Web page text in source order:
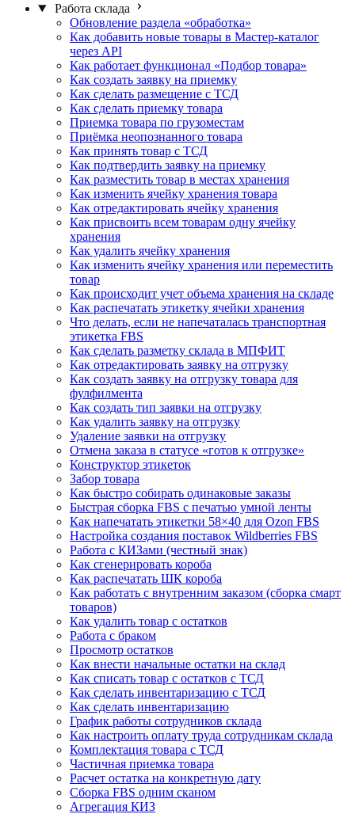
Работа склада
Обновление раздела «обработка»
Как добавить новые товары в Мастер-каталог
через API
Как работает функционал «Подбор товара»
Как создать заявку на приемку
Как сделать размещение с ТСД
Как сделать приемку товара
Приемка товара по грузоместам
Приёмка неопознанного товара
Как принять товар с ТСД
Как подтвердить заявку на приемку
Как разместить товар в местах хранения
Как изменить ячейку хранения товара
Как отредактировать ячейку хранения
Как присвоить всем товарам одну ячейку
хранения
Как удалить ячейку хранения
Как изменить ячейку хранения или переместить
товар
Как происходит учет объема хранения на складе
Как распечатать этикетку ячейки хранения
Что делать, если не напечаталась транспортная
этикетка FBS
Как сделать разметку склада в МПФИТ
Как отредактировать заявку на отгрузку
Как создать заявку на отгрузку товара для
фулфилмента
Как создать тип заявки на отгрузку
Как удалить заявку на отгрузку
Удаление заявки на отгрузку
Отмена заказа в статусе «готов к отгрузке»
Конструктор этикеток
Забор товара
Как быстро собирать одинаковые заказы
Быстрая сборка FBS с печатью умной ленты
Как напечатать этикетки 58×40 для Ozon FBS
Настройка создания поставок Wildberries FBS
Работа с КИЗами (честный знак)
Как сгенерировать короба
Как распечатать ШК короба
Как работать с внутренним заказом (сборка смарт
товаров)
Как удалить товар с остатков
Работа с браком
Просмотр остатков
Как внести начальные остатки на склад
Как списать товар с остатков с ТСД
Как сделать инвентаризацию с ТСД
Как сделать инвентаризацию
График работы сотрудников склада
Как настроить оплату труда сотрудникам склада
Комплектация товара с ТСД
Частичная приемка товара
Расчет остатка на конкретную дату
Сборка FBS одним сканом
Агрегация КИЗ